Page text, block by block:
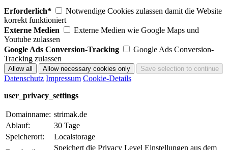
Erforderlich*
Notwendige Cookies zulassen damit die Website
korrekt funktioniert
Externe Medien
Externe Medien wie Google Maps und
Youtube zulassen
Google Ads Conversion-Tracking
Google Ads Conversion-
Tracking zulassen
Datenschutz Impressum Cookie-Details
user_privacy_settings
Domainname: strimak.de
Ablauf:
30 Tage
Speicherort:
Localstorage
Speichert die Privacy Level Einstellungen aus dem